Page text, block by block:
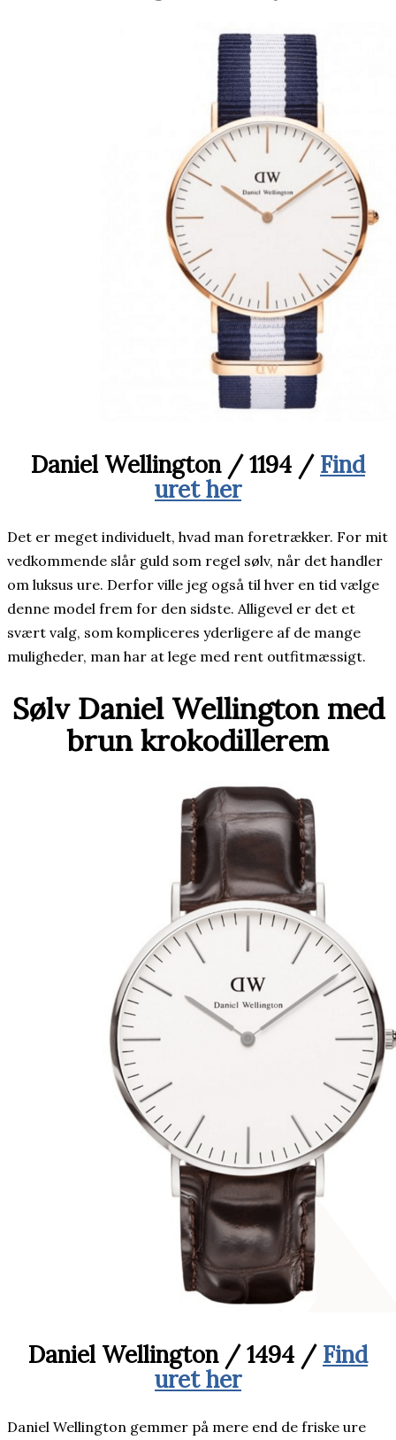
Daniel Wellington / 1194 / Find
uret her
Det er meget individuelt, hvad man foretrækker. For mit
vedkommende slår guld som regel sølv, når det handler
om luksus ure. Derfor ville jeg også til hver en tid vælge
denne model frem for den sidste. Alligevel er det et
svært valg, som kompliceres yderligere af de mange
muligheder, man har at lege med rent outfitmæssigt.
Sølv Daniel Wellington med
brun krokodillerem
Daniel Wellington / 1494 / Find
uret her
Daniel Wellington gemmer på mere end de friske ure